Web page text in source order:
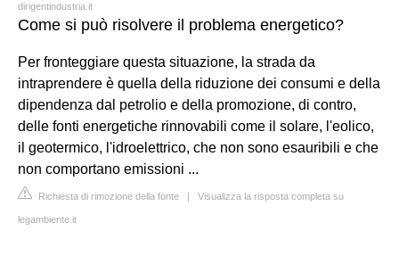
dirigentindustria.it
Come si può risolvere il problema energetico?
Per fronteggiare questa situazione, la strada da
intraprendere è quella della riduzione dei consumi e della
dipendenza dal petrolio e della promozione, di contro,
delle fonti energetiche rinnovabili come il solare, l'eolico,
il geotermico, l'idroelettrico, che non sono esauribili e che
non comportano emissioni ...
Richiesta di rimozione della fonte | Visualizza la risposta completa su
legambiente.it